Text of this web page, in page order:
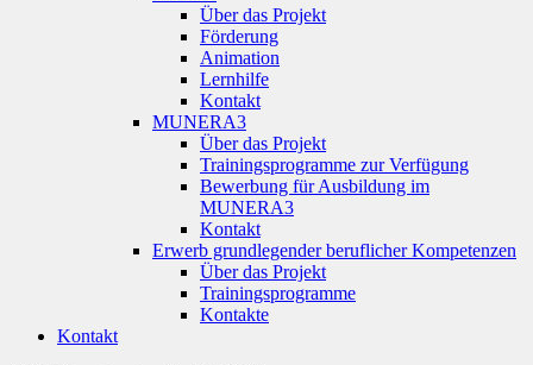
Über das Projekt
Förderung
Animation
Lernhilfe
Kontakt
MUNERA3
Über das Projekt
Trainingsprogramme zur Verfügung
Bewerbung für Ausbildung im
MUNERA3
Kontakt
Erwerb grundlegender beruflicher Kompetenzen
Über das Projekt
Trainingsprogramme
Kontakte
Kontakt